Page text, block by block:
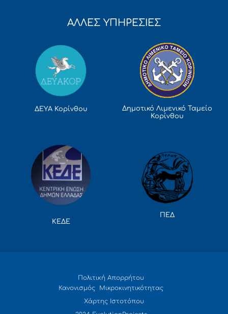
ΑΛΛΕΣ ΥΠΗΡΕΣΙΕΣ
ΔΕΥΑ Κορίνθου
Δημοτικό Λιμενικό Ταμείο
Κορίνθου
ΚΕΔΕ
ΠΕΔ
Πολιτική Απορρήτου
Κανονισμός Μικροκινητικότητας
Χάρτης Ιστοτόπου